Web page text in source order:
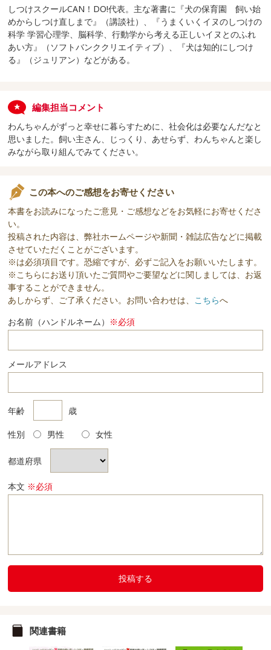
しつけスクールCAN！DO!代表。主な著書に『犬の保育園 飼い始
めからしつけ直しまで』（講談社）、『うまくいくイヌのしつけの
科学 学習心理学、脳科学、行動学から考える正しいイヌとのふれ
あい方』（ソフトバンククリエイティブ）、『犬は知的にしつけ
る』（ジュリアン）などがある。
編集担当コメント
わんちゃんがずっと幸せに暮らすために、社会化は必要なんだなと
思いました。飼い主さん、じっくり、あせらず、わんちゃんと楽し
みながら取り組んでみてください。
この本へのご感想をお寄せください
本書をお読みになったご意見・ご感想などをお気軽にお寄せくださ
い。
投稿された内容は、弊社ホームページや新聞・雑誌広告などに掲載
させていただくことがございます。
※は必須項目です。恐縮ですが、必ずご記入をお願いいたします。
※こちらにお送り頂いたご質問やご要望などに関しましては、お返
事することができません。
あしからず、ご了承ください。お問い合わせは、 こちらへ
お名前（ハンドルネーム） ※必須
メールアドレス
年齢 歳
性別 男性 女性
都道府県
本文 ※必須
投稿する
関連書籍